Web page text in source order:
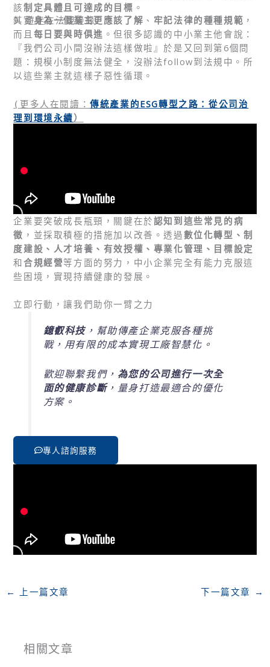
該制定具體且可達成的目標 。
9. 遊走在法規邊緣
其實身為一個業主更應該了解 、 牢記法律的種種規範 ，
而且 每日要與時俱進 。但很多認識的中小業主他會說：
『我們公司小間沒辦法這樣做啦』於是又回到第6個問
題：規模小制度無法健全，沒辦法follow到法規中。所
以這些業主就這樣子惡性循環。
(更多 人在閱讀：傳統產業的ESG轉型之路：從公司治
理到環境永續）
企業要突破成長瓶頸，關鍵在於認知到這些常見的病
徵 ，並採取積極的措施加以改善。透過數位化轉型、制
度建設、人才培養、有效授權、專業化管理、目標設定
和合規經營等方面的努力，中小企業完全有能力克服這
些困境，實現持續健康的發展。
立即行動，讓我們助你一臂之力
鐿叡科技，幫助傳產企業克服各種挑
戰，用有限的成本實現工廠智慧化。
歡迎聯繫我們， 為您的公司進行一次全
面的健康診斷，量身打造最適合的優化
方案。
專人諮詢服務
← 上一篇文章 下一篇文章 →
相關文章